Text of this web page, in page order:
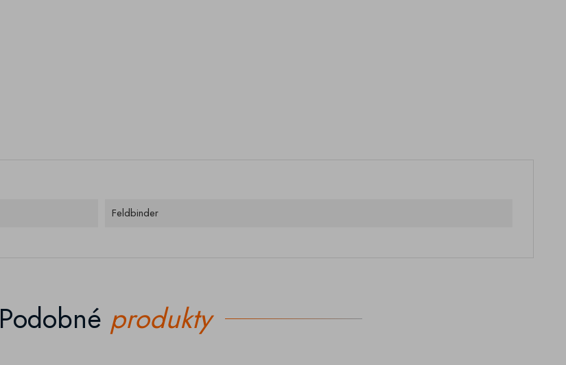
Feldbinder
Podobné produkty